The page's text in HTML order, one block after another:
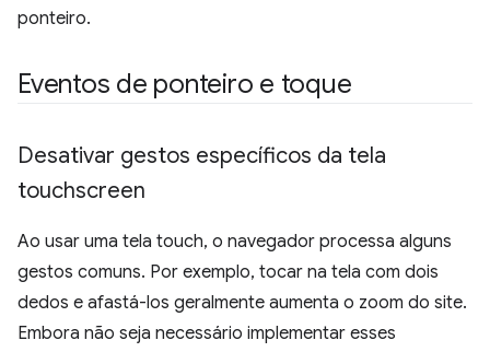
ponteiro.
Eventos de ponteiro e toque
Desativar gestos específicos da tela
touchscreen
Ao usar uma tela touch, o navegador processa alguns
gestos comuns. Por exemplo, tocar na tela com dois
dedos e afastá-los geralmente aumenta o zoom do site.
Embora não seja necessário implementar esses